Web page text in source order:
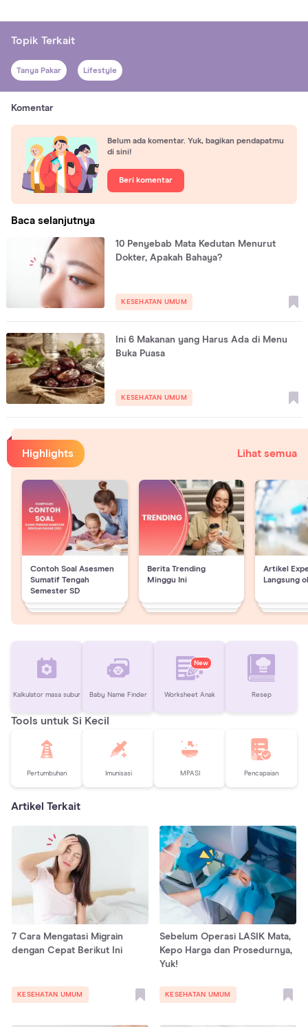
Topik Terkait
Tanya Pakar Lifestyle
Komentar
Belum ada komentar. Yuk, bagikan pendapatmu
di sini!
Beri komentar
Baca selanjutnya
10 Penyebab Mata Kedutan Menurut
Dokter, Apakah Bahaya?
KESEHATAN UMUM
Ini 6 Makanan yang Harus Ada di Menu
Buka Puasa
KESEHATAN UMUM
Highlights Lihat semua
Contoh Soal Asesmen
Sumatif Tengah
Semester SD
Berita Trending
Minggu Ini
Artikel
Langsung
Kalkulator masa subur Baby Name Finder
New
Worksheet Anak Resep
Tools untuk Si Kecil
Pertumbuhan Imunisasi MPASI Pencapaian
Artikel Terkait
7 Cara Mengatasi Migrain
dengan Cepat Berikut Ini
KESEHATAN UMUM
Sebelum Operasi LASIK Mata,
Kepo Harga dan Prosedurnya,
Yuk!
KESEHATAN UMUM